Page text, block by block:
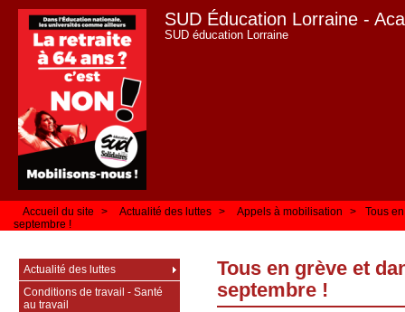
SUD Éducation Lorraine -
SUD éducation Lorraine
Accueil du site > Actualité des luttes > Appels à mobilisation >
Tous
septembre !
Tous en grève et
septembre !
Actualité des luttes
Conditions de travail - Santé
au travail